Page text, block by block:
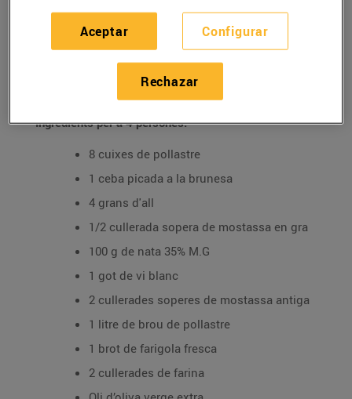
RECETAS
Pollastre a la mostassa
Ingredients per a 4 persones:
8 cuixes de pollastre
1 ceba picada a la brunesa
4 grans d'all
1/2 cullerada sopera de mostassa en gra
100 g de nata 35% M.G
1 got de vi blanc
2 cullerades soperes de mostassa antiga
1 litre de brou de pollastre
1 brot de farigola fresca
2 cullerades de farina
Configurar
Rechazar
Aceptar